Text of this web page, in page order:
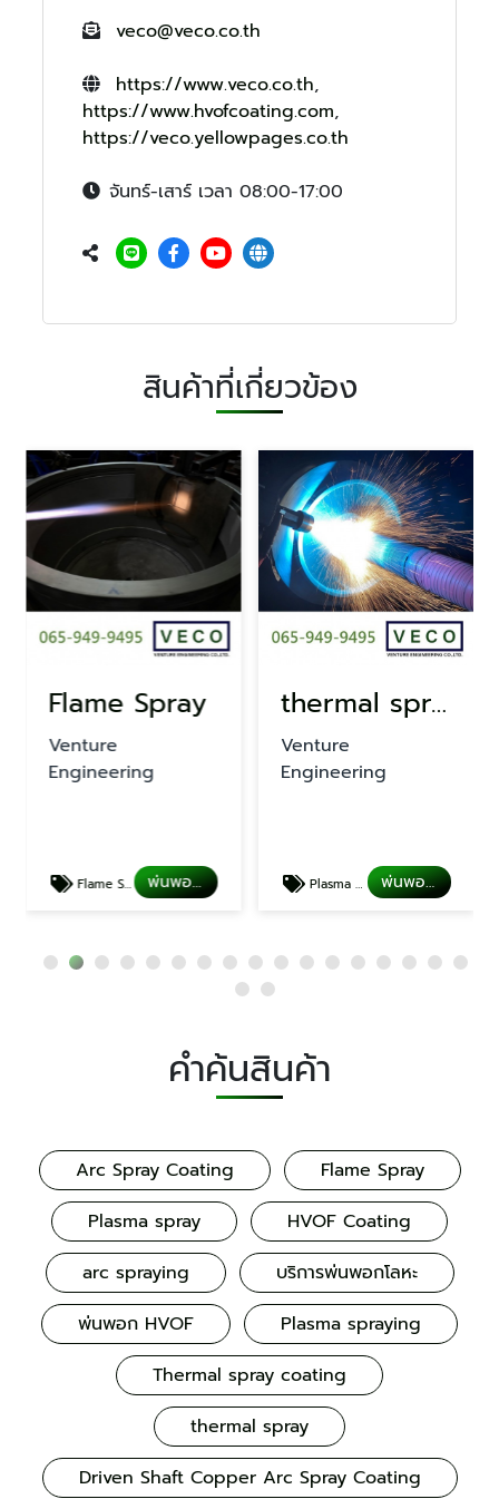
veco@veco.co.th
https://www.veco.co.th,
https://www.hvofcoating.com,
https://veco.yellowpages.co.th
จันทร์-เสาร์ เวลา 08:00-17:00
สินค้าที่เกี่ยวข้อง
Flame Spray
Venture
Engineering
Flame Spray พ่นพอกผิวโลหะ
thermal spray coating
Venture
Engineering
Plasma spray พ่นพอกผิวโลหะ
คำค้นสินค้า
Arc Spray Coating
Flame Spray
Plasma spray
HVOF Coating
arc spraying
บริการพ่นพอกโลหะ
พ่นพอก HVOF
Plasma spraying
Thermal spray coating
thermal spray
Driven Shaft Copper Arc Spray Coating